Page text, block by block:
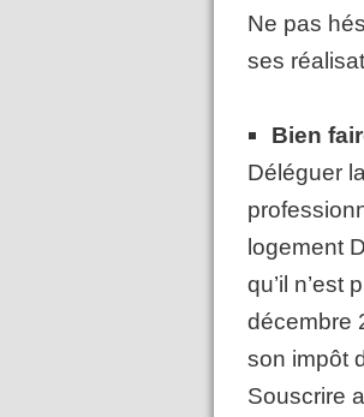
Ne pas
ses
Bien
Déléguer
logement
qu’il n’est
décembre
son impôt
Souscrire